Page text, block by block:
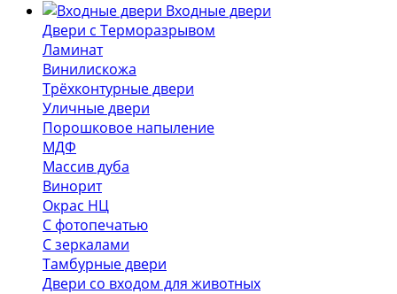
Входные двери
Двери с Терморазрывом
Ламинат
Винилискожа
Трёхконтурные двери
Уличные двери
Порошковое напыление
МДФ
Массив дуба
Винорит
Окрас НЦ
С фотопечатью
С зеркалами
Тамбурные двери
Двери со входом для животных